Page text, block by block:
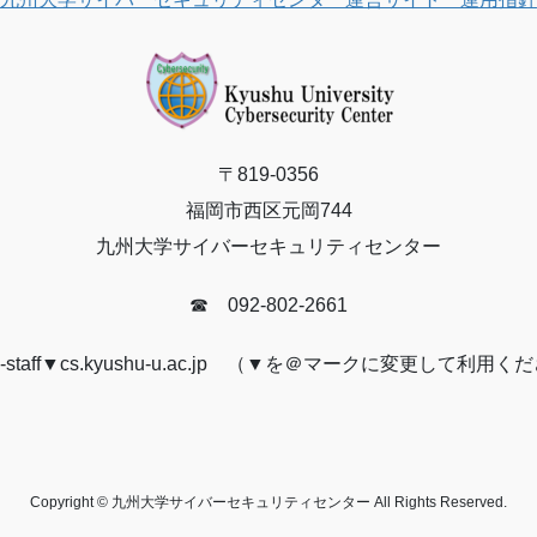
〒819-0356
福岡市西区元岡744
九州大学サイバーセキュリティセンター
☎ 092-802-2661
u.ac.jp （▼を＠マークに変更して利用くだ
Copyright © 九州大学サイバーセキュリティセンター All Rights Reserved.